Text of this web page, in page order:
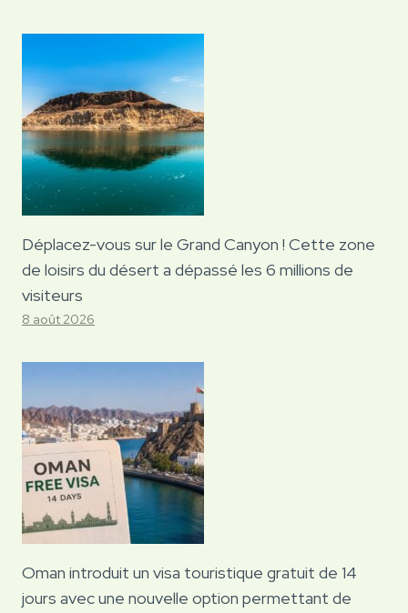
Déplacez-vous sur le Grand Canyon ! Cette zone
de loisirs du désert a dépassé les 6 millions de
visiteurs
8 août 2026
Oman introduit un visa touristique gratuit de 14
jours avec une nouvelle option permettant de